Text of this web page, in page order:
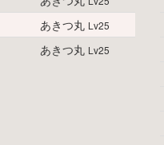
あきつ丸 Lv25
あきつ丸 Lv25